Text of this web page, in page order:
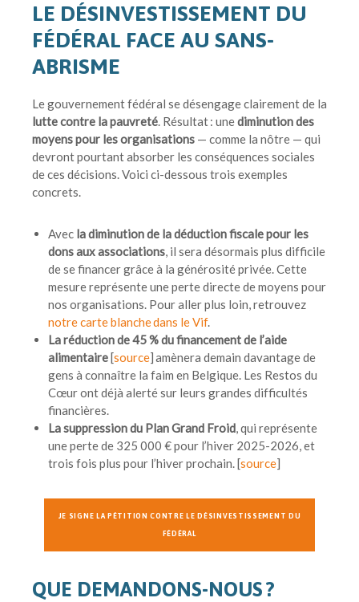
LE DÉSINVESTISSEMENT DU
FÉDÉRAL FACE AU SANS-
ABRISME
Le gouvernement fédéral se désengage clairement de la
lutte contre la pauvreté. Résultat : unediminution des
moyens pour les organisations — comme la nôtre — qui
devront pourtant absorber les conséquences sociales
de ces décisions. Voici ci-dessous trois exemples
concrets.
Avec la diminution de la déduction fiscale pour les
dons aux associations, il sera désormais plus difficile
de se financer grâce à la générosité privée. Cette
mesure représente une perte directe de moyens pour
nos organisations. Pour aller plus loin, retrouvez
notre carte blanche dans le Vif.
La réduction de 45 % du financement de l’aide
alimentaire[source] amènera demain davantage de
gens à connaître la faim en Belgique. Les Restos du
Cœur ont déjà alerté sur leurs grandes difficultés
financières.
La suppression du Plan Grand Froid, qui représente
une perte de 325 000 € pour l’hiver 2025-2026, et
trois fois plus pour l’hiver prochain. [source]
JE SIGNE LA PÉTITION CONTRE LE DÉSINVESTISSEMENT DU
FÉDÉRAL
QUE DEMANDONS-NOUS ?